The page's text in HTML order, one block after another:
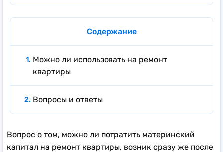
Содержание
Можно ли использовать на ремонт
квартиры
Вопросы и ответы
Вопрос о том, можно ли потратить материнский
капитал на ремонт квартиры, возник сразу же после